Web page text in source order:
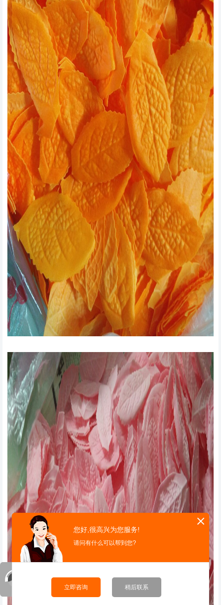
您好,很高兴为您服务!
请问有什么可以帮到您?
立即咨询 稍后联系